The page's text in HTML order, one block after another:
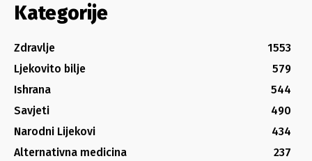
Kategorije
Zdravlje
1553
Ljekovito bilje
579
Ishrana
544
Savjeti
490
Narodni Lijekovi
434
Alternativna medicina
237